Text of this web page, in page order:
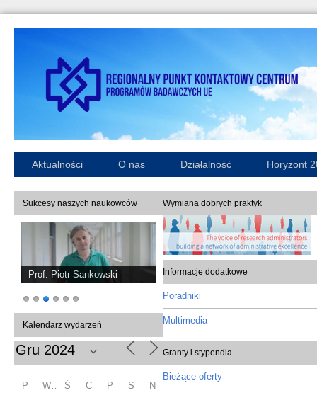
Aktualności O nas Działalność Horyzont
Sukcesy naszych naukowców
Prof. Piotr Sankowski
Kalendarz wydarzeń
P Ś C P S N
Wymiana dobrych praktyk
Informacje dodatkowe
Poradniki
Multimedia
Granty i stypendia
Bieżące oferty